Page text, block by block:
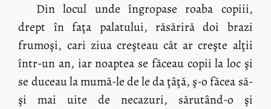
Din locul unde îngropase roaba copiii,
drept în faţa palatului, răsăriră doi brazi
frumoşi, cari ziua creşteau cât ar creşte alţii
într-un an, iar noaptea se făceau copii la loc şi
se duceau la mumă-le de le da ţâţă, ş-o făcea să-
şi mai uite de necazuri, sărutând-o şi